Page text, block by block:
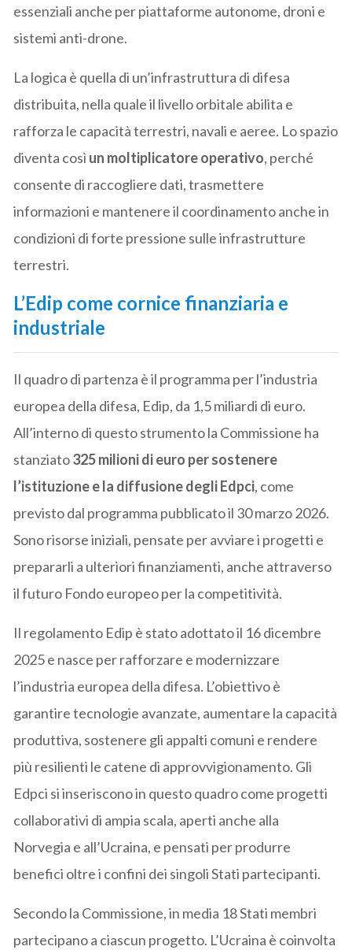
essenziali anche per piattaforme autonome, droni e
sistemi anti-drone.
La logica è quella di un’infrastruttura di difesa
distribuita, nella quale il livello orbitale abilita e
rafforza le capacità terrestri, navali e aeree. Lo spazio
diventa così un moltiplicatore operativo, perché
consente di raccogliere dati, trasmettere
informazioni e mantenere il coordinamento anche in
condizioni di forte pressione sulle infrastrutture
terrestri.
L’Edip come cornice finanziaria e
industriale
Il quadro di partenza è il programma per l’industria
europea della difesa, Edip, da 1,5 miliardi di euro.
All’interno di questo strumento la Commissione ha
stanziato325 milioni di euro per sostenere
l’istituzione e la diffusione degli Edpci, come
previsto dal programma pubblicato il 30 marzo 2026.
Sono risorse iniziali, pensate per avviare i progetti e
prepararli a ulteriori finanziamenti, anche attraverso
il futuro Fondo europeo per la competitività.
Il regolamento Edip è stato adottato il 16 dicembre
2025 e nasce per rafforzare e modernizzare
l’industria europea della difesa. L’obiettivo è
garantire tecnologie avanzate, aumentare la capacità
produttiva, sostenere gli appalti comuni e rendere
più resilienti le catene di approvvigionamento. Gli
Edpci si inseriscono in questo quadro come progetti
collaborativi di ampia scala, aperti anche alla
Norvegia e all’Ucraina, e pensati per produrre
benefici oltre i confini dei singoli Stati partecipanti.
Secondo la Commissione, in media 18 Stati membri
partecipano a ciascun progetto. L’Ucraina è coinvolta